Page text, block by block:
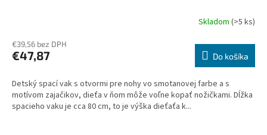
produktu
je
z
5
hviezdičiek.
Skladom(>5 ks)
€39,56 bez DPH
€47,87 Do košíka
Detský spací vak s otvormi pre nohy vo smotanovej farbe a s
motívom zajačikov, dieťa v ňom môže voľne kopať nožičkami. Dĺžka
spacieho vaku je cca 80 cm, to je výška dieťaťa k...